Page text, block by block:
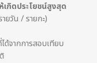
กิดประโยชน์สูงสุด
วัน / รายกะ)
จากการสอบเทียบ